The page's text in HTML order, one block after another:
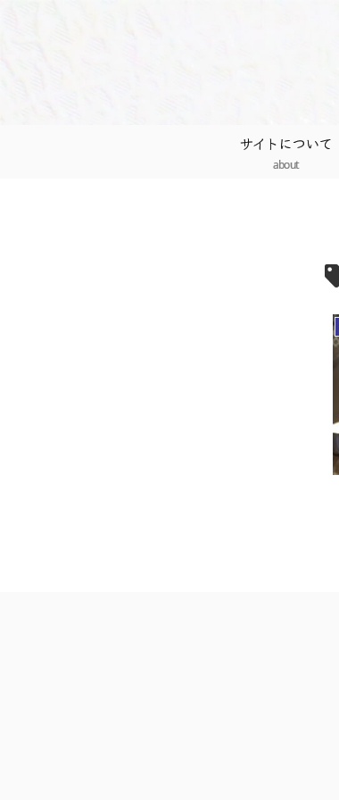
サイトについて
about